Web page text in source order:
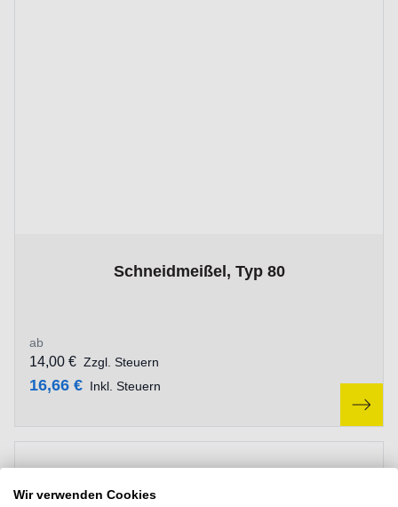
Schneidmeißel, Typ 80
ab
16,66 € Inkl. Steuern
14,00 € Zzgl. Steuern
Wir verwenden Cookies